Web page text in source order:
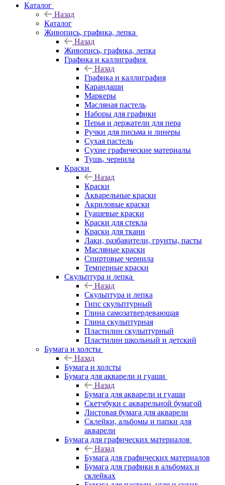
Каталог
Назад
Каталог
Живопись, графика, лепка
Назад
Живопись, графика, лепка
Графика и каллиграфия
Назад
Графика и каллиграфия
Карандаши
Маркеры
Масляная пастель
Наборы для графики
Перья и держатели для пера
Ручки для письма и линеры
Сухая пастель
Сухие графические материалы
Тушь, чернила
Краски
Назад
Краски
Акварельные краски
Акриловые краски
Гуашевые краски
Краски для стекла
Краски для ткани
Лаки, разбавители, грунты, пасты
Масляные краски
Спиртовые чернила
Темперные краски
Скульптура и лепка
Назад
Скульптура и лепка
Гипс скульптурный
Глина самозатвердевающая
Глина скульптурная
Пластилин скульптурный
Пластилин школьный и детский
Бумага и холсты
Назад
Бумага и холсты
Бумага для акварели и гуаши
Назад
Бумага для акварели и гуаши
Скетчбуки с акварельной бумагой
Листовая бумага для акварели
Склейки, альбомы и папки для
акварели
Бумага для графических материалов
Назад
Бумага для графических материалов
Бумага для графики в альбомах и
склейках